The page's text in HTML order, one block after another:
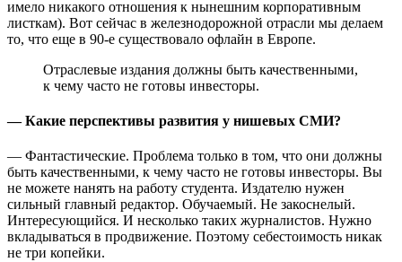
имело никакого отношения к нынешним корпоративным
листкам). Вот сейчас в железнодорожной отрасли мы делаем
то, что еще в 90-е существовало офлайн в Европе.
Отраслевые издания должны быть качественными,
к чему часто не готовы инвесторы.
— Какие перспективы развития у нишевых СМИ?
— Фантастические. Проблема только в том, что они должны
быть качественными, к чему часто не готовы инвесторы. Вы
не можете нанять на работу студента. Издателю нужен
сильный главный редактор. Обучаемый. Не закоснелый.
Интересующийся. И несколько таких журналистов. Нужно
вкладываться в продвижение. Поэтому себестоимость никак
не три копейки.